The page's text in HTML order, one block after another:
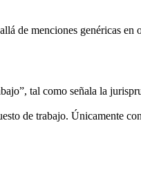
de menciones genéricas en
tal como señala la
de trabajo. Únicamente